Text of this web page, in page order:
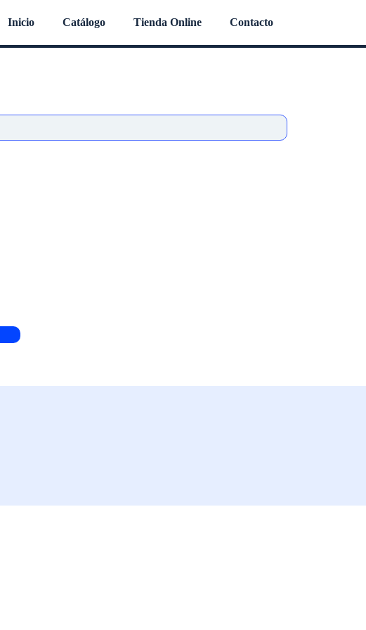
Inicio Catálogo Tienda Online Contacto